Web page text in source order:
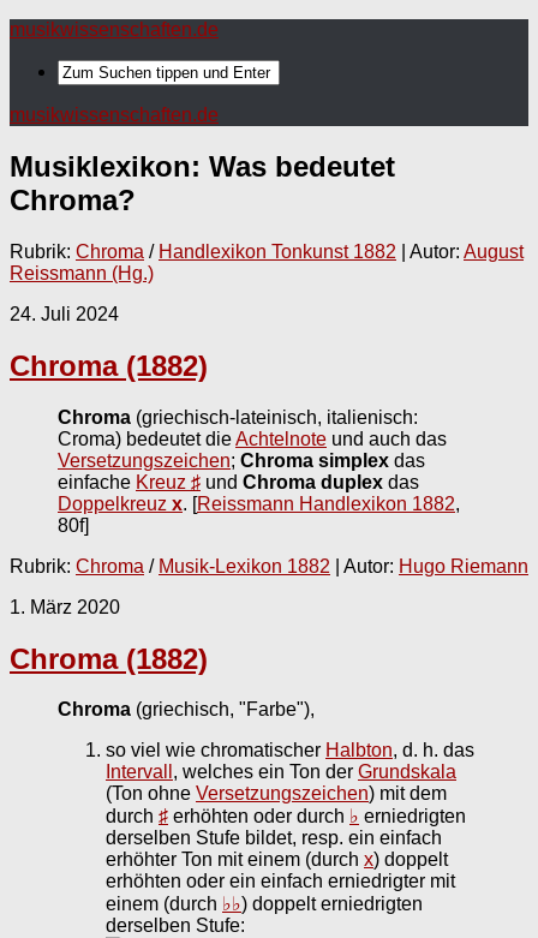
musikwissenschaften.de
musikwissenschaften.de
Musiklexikon: Was bedeutet
Chroma?
Rubrik: Chroma / Handlexikon Tonkunst 1882 | Autor: August
Reissmann (Hg.)
24. Juli 2024
Chroma (1882)
Chroma (griechisch-lateinisch, italienisch:
Croma) bedeutet dieAchtelnote und auch das
Versetzungszeichen; Chroma simplex das
einfache Kreuz ♯ und Chroma duplex das
Doppelkreuz x. [Reissmann Handlexikon 1882,
80f]
Rubrik: Chroma / Musik-Lexikon 1882 | Autor: Hugo Riemann
1. März 2020
Chroma (1882)
Chroma (griechisch, "Farbe"),
so viel wie chromatischer Halbton, d. h. das
Intervall , welches ein Ton der Grundskala
(Ton ohne Versetzungszeichen) mit dem
durch ♯ erhöhten oder durch ♭ erniedrigten
derselben Stufe bildet, resp. ein einfach
erhöhter Ton mit einem (durch x) doppelt
erhöhten oder ein einfach erniedrigter mit
einem (durch ♭♭) doppelt erniedrigten
derselben Stufe: